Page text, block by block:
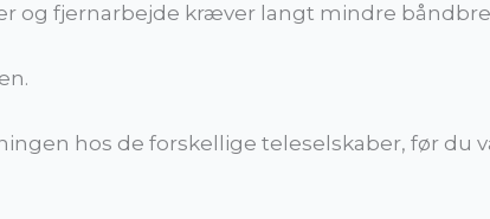
og fjernarbejde kræver langt mindre
hos de forskellige teleselskaber, før du